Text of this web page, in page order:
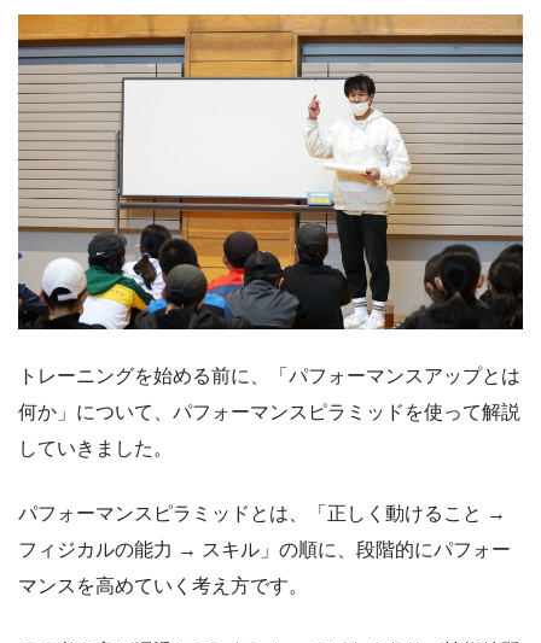
トレーニングを始める前に、「パフォーマンスアップとは
何か」について、パフォーマンスピラミッドを使って解説
していきました。
パフォーマンスピラミッドとは、「正しく動けること →
フィジカルの能力 → スキル」の順に、段階的にパフォー
マンスを高めていく考え方です。